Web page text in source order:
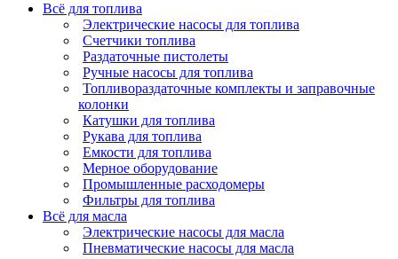
Всё для топлива
Электрические насосы для топлива
Счетчики топлива
Раздаточные пистолеты
Ручные насосы для топлива
Топливораздаточные комплекты и заправочные
колонки
Катушки для топлива
Рукава для топлива
Емкости для топлива
Мерное оборудование
Промышленные расходомеры
Фильтры для топлива
Всё для масла
Электрические насосы для масла
Пневматические насосы для масла